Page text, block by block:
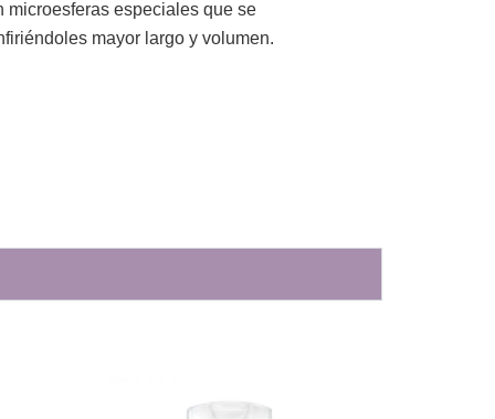
especiales que se
mayor largo y volumen.